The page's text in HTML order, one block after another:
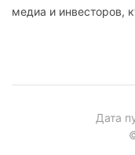
медиа и инвесторов,
Дата